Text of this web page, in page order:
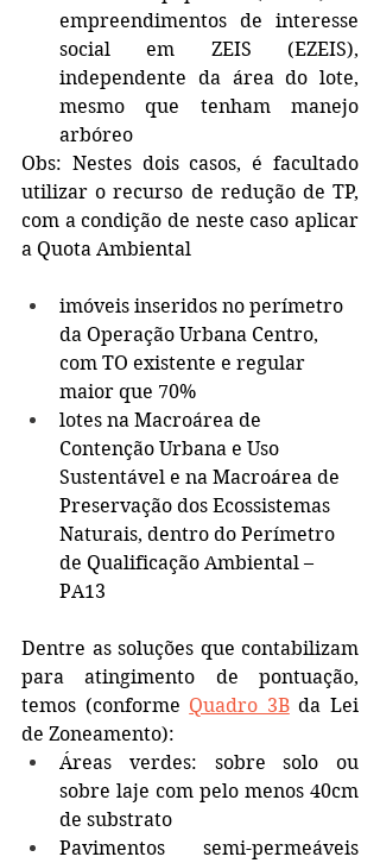
empreendimentos de interesse
social em ZEIS (EZEIS),
independente da área do lote,
mesmo que tenham manejo
arbóreo
Obs: Nestes dois casos, é facultado
utilizar o recurso de redução de TP,
com a condição de neste caso aplicar
a Quota Ambiental
imóveis inseridos no perímetro
da Operação Urbana Centro,
com TO existente e regular
maior que 70%
lotes na Macroárea de
Contenção Urbana e Uso
Sustentável e na Macroárea de
Preservação dos Ecossistemas
Naturais, dentro do Perímetro
de Qualificação Ambiental –
PA13
Dentre as soluções que contabilizam
para atingimento de pontuação,
temos (conforme Quadro 3B da Lei
de Zoneamento):
Áreas verdes: sobre solo ou
sobre laje com pelo menos 40cm
de substrato
Pavimentos semi-permeáveis